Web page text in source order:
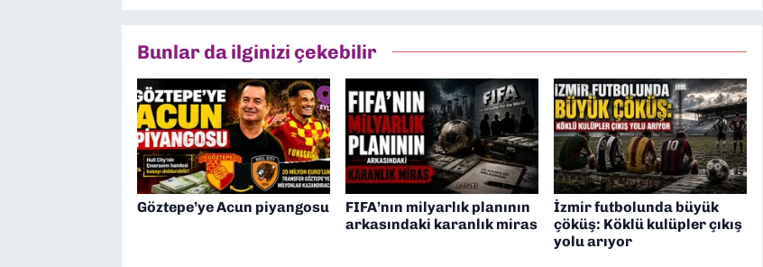
Bunlar da ilginizi çekebilir
Göztepe’ye Acun piyangosu
FIFA’nın milyarlık planının
arkasındaki karanlık miras
İzmir futbolunda büyük
çöküş: Köklü kulüpler çıkış
yolu arıyor